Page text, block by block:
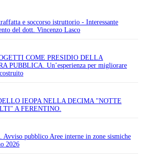
e soccorso istruttorio - Interessante
del dott. Vincenzo Lasco
COME PRESIDIO DELLA
PUBBLICA. Un’esperienza per migliorare
IEOPA NELLA DECIMA "NOTTE
A FERENTINO.
Avviso pubblico Aree interne in zone sismiche
2026